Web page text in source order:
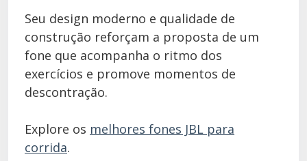
Seu design moderno e qualidade de
construção reforçam a proposta de um
fone que acompanha o ritmo dos
exercícios e promove momentos de
descontração.
Explore os melhores fones JBL para
corrida.